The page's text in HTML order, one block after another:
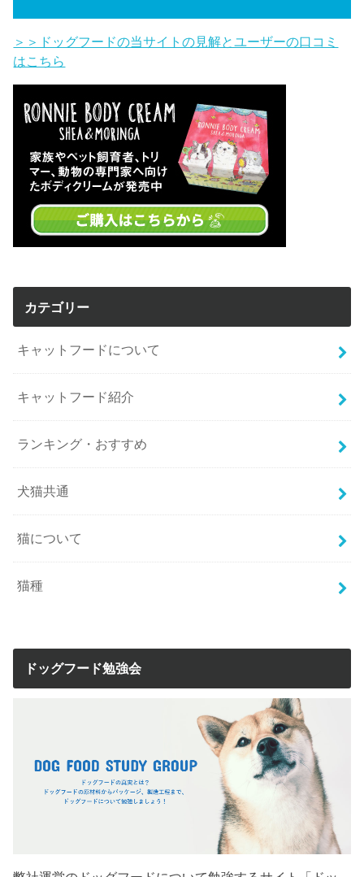
＞＞ドッグフードの当サイトの見解とユーザーの口コミ
はこちら
カテゴリー
キャットフードについて
キャットフード紹介
ランキング・おすすめ
犬猫共通
猫について
猫種
ドッグフード勉強会